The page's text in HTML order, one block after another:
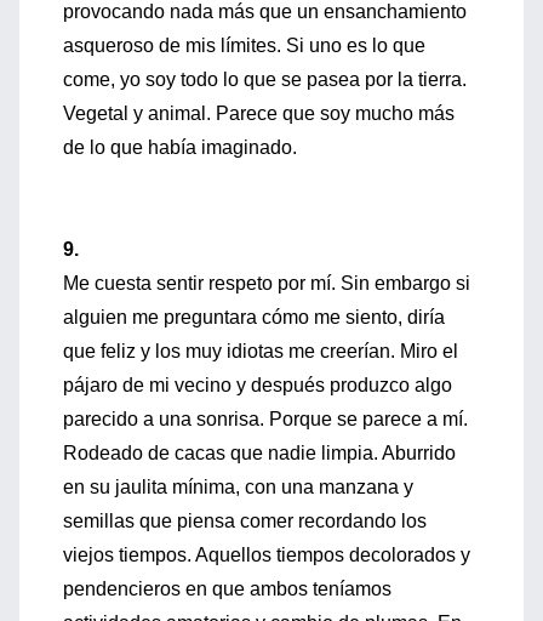
provocando nada más que un ensanchamiento
asqueroso de mis límites. Si uno es lo que
come, yo soy todo lo que se pasea por la tierra.
Vegetal y animal. Parece que soy mucho más
de lo que había imaginado.
9.
Me cuesta sentir respeto por mí. Sin embargo si
alguien me preguntara cómo me siento, diría
que feliz y los muy idiotas me creerían. Miro el
pájaro de mi vecino y después produzco algo
parecido a una sonrisa. Porque se parece a mí.
Rodeado de cacas que nadie limpia. Aburrido
en su jaulita mínima, con una manzana y
semillas que piensa comer recordando los
viejos tiempos. Aquellos tiempos decolorados y
pendencieros en que ambos teníamos